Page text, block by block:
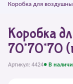
Коробка для
Коробка
70*70*70
Артикул: 4424● В